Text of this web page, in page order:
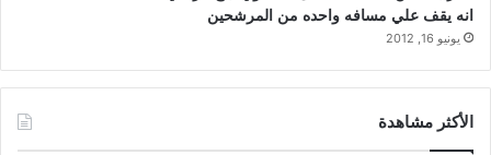
انه يقف علي مسافه واحده من المرشحين
يونيو 16, 2012
الأكثر مشاهدة